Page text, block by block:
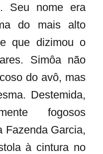
Seu nome era
do mais alto
que dizimou o
Simôa não
do avô, mas
Destemida,
fogosos
Fazenda Garcia,
à cintura no